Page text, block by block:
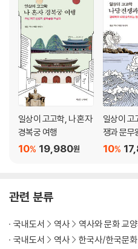
부여 이야기
전투 민족 고구려
강서 대묘
신라에서 발견된 고구려 유물
5. 신라와 고구려
신라 전시실
신라의 금 귀걸이
황남 대총의 주인은
6. 백제와 신라
일상이 고고학, 나 혼자
경복궁 여행
19,980원
10%
일상이 고
쟁과 문무
10%
관련 분류
국내도서 역사
역사와 문화 교양
국내도서
역사 한국사/한국문화